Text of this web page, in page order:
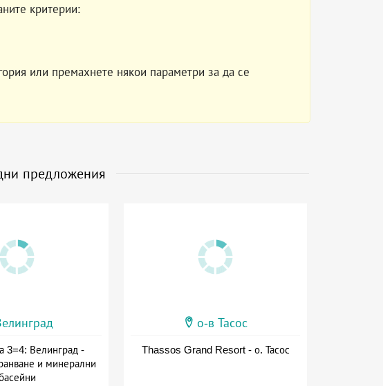
критерии:
или премахнете някои параметри за да се
предложения
3=4: Велинград -
и минерални
о-в Тасос
Thassos Grand Resort - о. Тасос